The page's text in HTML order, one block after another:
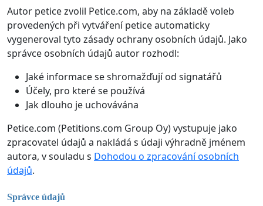
Autor petice zvolil Petice.com, aby na základě voleb
provedených při vytváření petice automaticky
vygeneroval tyto zásady ochrany osobních údajů. Jako
správce osobních údajů autor rozhodl:
Jaké informace se shromažďují od signatářů
Účely, pro které se používá
Jak dlouho je uchovávána
Petice.com (Petitions.com Group Oy) vystupuje jako
zpracovatel údajů a nakládá s údaji výhradně jménem
autora, v souladu s Dohodou o zpracování osobních
údajů.
Správce údajů